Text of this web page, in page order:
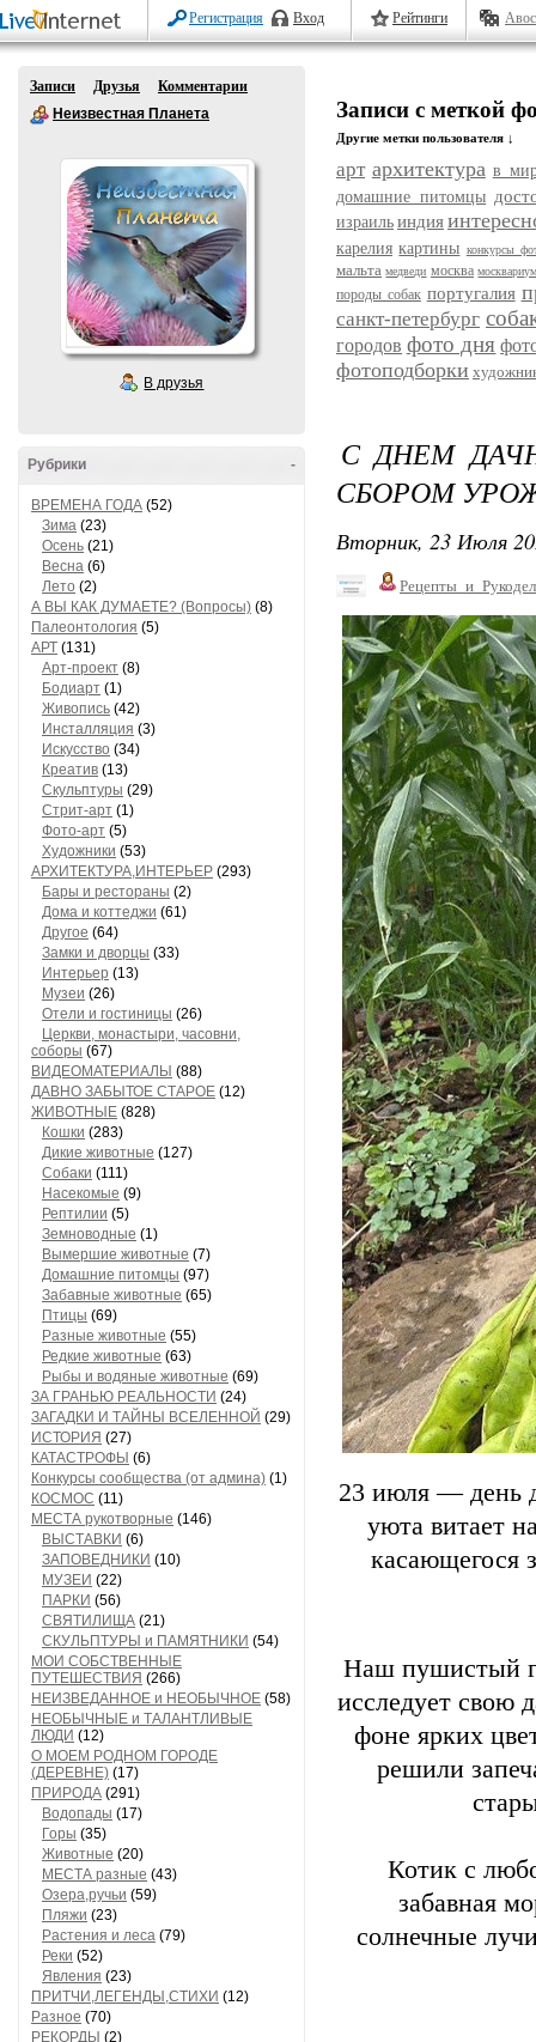
Регистрация Вход Рейтинги
Записи Друзья
Комментарии
Неизвестная Планета
В друзья
-
Рубрики
ВРЕМЕНА ГОДА (52)
Зима (23)
Осень (21)
Весна (6)
Лето (2)
А ВЫ КАК ДУМАЕТЕ? (Вопросы) (8)
Палеонтология (5)
АРТ (131)
Арт-проект (8)
Бодиарт (1)
Живопись (42)
Инсталляция (3)
Искусство (34)
Креатив (13)
Скульптуры (29)
Стрит-арт (1)
Фото-арт (5)
Художники (53)
АРХИТЕКТУРА,ИНТЕРЬЕР (293)
Бары и рестораны (2)
Дома и коттеджи (61)
Другое (64)
Замки и дворцы (33)
Интерьер (13)
Музеи (26)
Отели и гостиницы (26)
Церкви, монастыри, часовни,
соборы (67)
ВИДЕОМАТЕРИАЛЫ (88)
ДАВНО ЗАБЫТОЕ СТАРОЕ (12)
ЖИВОТНЫЕ (828)
Кошки (283)
Дикие животные (127)
Собаки (111)
Насекомые (9)
Рептилии (5)
Земноводные (1)
Вымершие животные (7)
Домашние питомцы (97)
Забавные животные (65)
Птицы (69)
Разные животные (55)
Редкие животные (63)
Рыбы и водяные животные (69)
ЗА ГРАНЬЮ РЕАЛЬНОСТИ (24)
ЗАГАДКИ И ТАЙНЫ ВСЕЛЕННОЙ (29)
ИСТОРИЯ (27)
КАТАСТРОФЫ (6)
Конкурсы сообщества (от админа) (1)
КОСМОС (11)
МЕСТА рукотворные (146)
ВЫСТАВКИ (6)
ЗАПОВЕДНИКИ (10)
МУЗЕИ (22)
ПАРКИ (56)
СВЯТИЛИЩА (21)
СКУЛЬПТУРЫ и ПАМЯТНИКИ (54)
МОИ СОБСТВЕННЫЕ
ПУТЕШЕСТВИЯ (266)
НЕИЗВЕДАННОЕ и НЕОБЫЧНОЕ (58)
НЕОБЫЧНЫЕ и ТАЛАНТЛИВЫЕ
ЛЮДИ (12)
О МОЕМ РОДНОМ ГОРОДЕ
(ДЕРЕВНЕ) (17)
ПРИРОДА (291)
Водопады (17)
Горы (35)
Животные (20)
МЕСТА разные (43)
Озера,ручьи (59)
Пляжи (23)
Растения и леса (79)
Реки (52)
Явления (23)
ПРИТЧИ,ЛЕГЕНДЫ,СТИХИ (12)
Разное (70)
РЕКОРДЫ (2)
Записи с меткой
Другие метки пользователя ↓
арт архитектура в
домашние питомцы
израиль индия
карелия картины конкурсы
мальта медведи москва
породы собак португалия
санкт-петербург
городов фото дня
фотоподборки
С ДНЕМ
СБОРОМ
Вторник, 23 Июля
23 июля — день
уюта витает
касающегося
Наш пушистый
исследует свою
фоне ярких
решили
Котик с
забавная
солнечные